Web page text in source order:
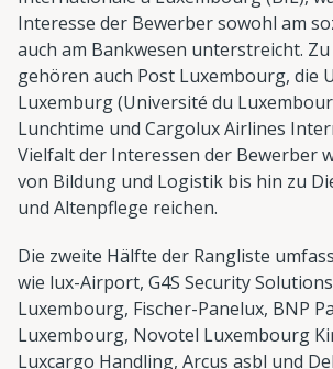
Interesse der Bewerber sowohl am
auch am Bankwesen unterstreicht.
gehören auch Post Luxembourg, die
Luxemburg (Université du
Lunchtime und Cargolux Airlines
Vielfalt der Interessen der Bewerber
von Bildung und Logistik bis hin zu
und Altenpflege reichen.
Die zweite Hälfte der Rangliste
wie lux-Airport, G4S Security
Luxembourg, Fischer-Panelux, BNP
Luxembourg, Novotel Luxembourg
Luxcargo Handling, Arcus asbl und